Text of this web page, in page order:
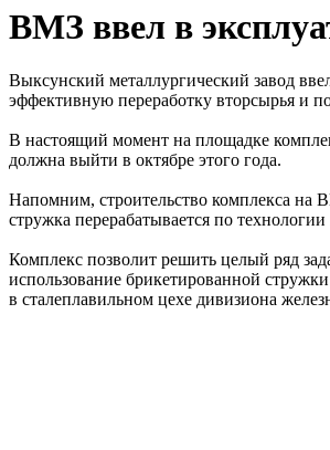
ВМЗ ввел в
Выксунский металлургический завод
эффективную переработку вторсырья и
В настоящий момент на площадке
должна выйти в октябре этого года.
Напомним, строительство комплекса на
стружка перерабатывается по
Комплекс позволит решить целый ряд
использование брикетированной
в сталеплавильном цехе дивизиона